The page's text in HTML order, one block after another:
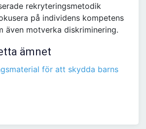
rekryteringsmetodik
på individens kompetens
även motverka diskriminering.
ämnet
för att skydda barns